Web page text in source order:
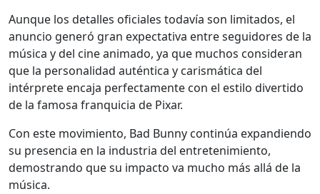
Aunque los detalles oficiales todavía son limitados, el
anuncio generó gran expectativa entre seguidores de la
música y del cine animado, ya que muchos consideran
que la personalidad auténtica y carismática del
intérprete encaja perfectamente con el estilo divertido
de la famosa franquicia de Pixar.
Con este movimiento, Bad Bunny continúa expandiendo
su presencia en la industria del entretenimiento,
demostrando que su impacto va mucho más allá de la
música.